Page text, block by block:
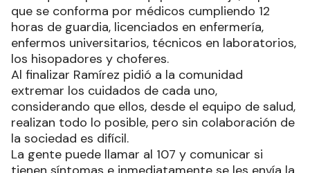
que se conforma por médicos cumpliendo 12
horas de guardia, licenciados en enfermería,
enfermos universitarios, técnicos en laboratorios,
los hisopadores y choferes.
Al finalizar Ramírez pidió a la comunidad
extremar los cuidados de cada uno,
considerando que ellos, desde el equipo de salud,
realizan todo lo posible, pero sin colaboración de
la sociedad es difícil.
La gente puede llamar al 107 y comunicar si